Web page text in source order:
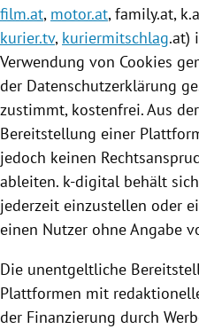
film.at, motor.at, family.at,
kurier.tv, kuriermitschlag.at)
Verwendung von Cookies
der Datenschutzerklärung
zustimmt, kostenfrei. Aus
Bereitstellung einer
jedoch keinen
ableiten. k-digital behält
jederzeit einzustellen oder
einen Nutzer ohne Angabe
Die unentgeltliche
Plattformen mit
der Finanzierung durch